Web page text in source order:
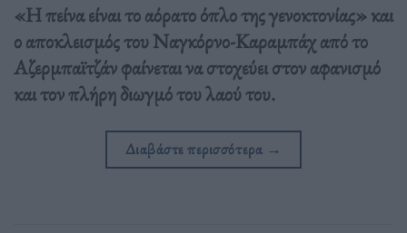
«Η πείνα είναι το αόρατο όπλο της γενοκτονίας» και
ο αποκλεισμός του Ναγκόρνο-Καραμπάχ από το
Αζερμπαϊτζάν φαίνεται να στοχεύει στον αφανισμό
και τον πλήρη διωγμό του λαού του.
Διαβάστε περισσότερα →